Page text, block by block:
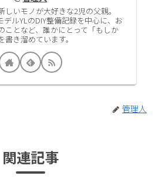
しいモノが大好きな2児の父親。
デルYLのDIY整備記録を中心に、お
ことなど、誰かにとって「もしか
き溜めています。
管理人
関連記事